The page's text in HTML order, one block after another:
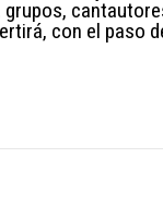
con el paso